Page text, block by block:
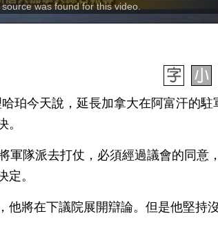
was found for this video.
珀今天說，延長加拿大在阿富汗的駐
。
軍隊派去打仗，必須經過議會的同意
定。
他將在下議院展開辯論。但是他堅持